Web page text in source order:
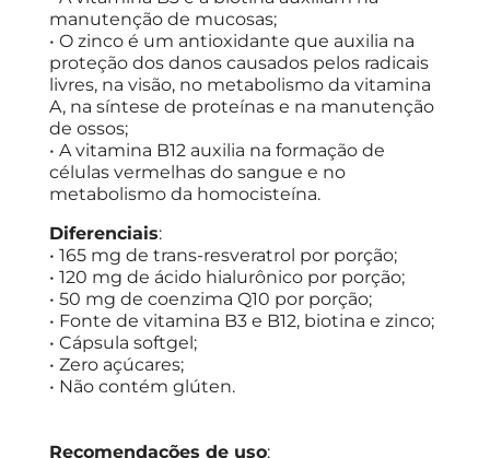
manutenção de mucosas;
• O zinco é um antioxidante que auxilia na
proteção dos danos causados pelos radicais
livres, na visão, no metabolismo da vitamina
A, na síntese de proteínas e na manutenção
de ossos;
• A vitamina B12 auxilia na formação de
células vermelhas do sangue e no
metabolismo da homocisteína.
Diferenciais:
• 165 mg de trans-resveratrol por porção;
• 120 mg de ácido hialurônico por porção;
• 50 mg de coenzima Q10 por porção;
• Fonte de vitamina B3 e B12, biotina e zinco;
• Cápsula softgel;
• Zero açúcares;
• Não contém glúten.
Recomendações de uso: